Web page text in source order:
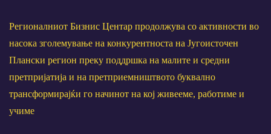
Регионалниот Бизнис Центар продолжува со активности во
насока зголемување на конкурентноста на Југоисточен
Плански регион преку поддршка на малите и средни
претпријатија и на претприемништвото буквално
трансформирајќи го начинот на кој живееме, работиме и
учиме